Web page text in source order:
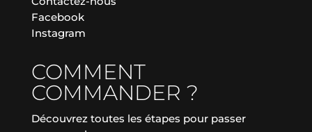
Facebook
Instagram
COMMENT
COMMANDER ?
Découvrez toutes les étapes pour passer